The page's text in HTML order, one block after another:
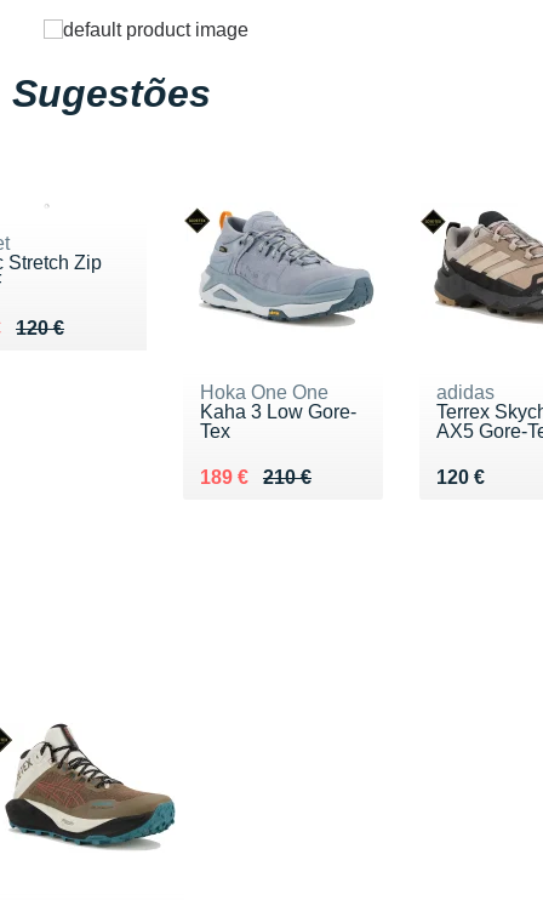
Sugestões
Stretch Zip
120 €
de 120 €
90 €
Hoka One One
Kaha 3 Low Gore-
Tex
210 €
Au lieu de 210 €
189 €
Vendu 189 €
adidas
Terrex
AX5 Gore-
120 €
Vendu 120